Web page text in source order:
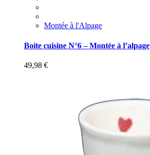
Montée à l'Alpage
Boite cuisine N°6 – Montée à l’alpage
49,98 €